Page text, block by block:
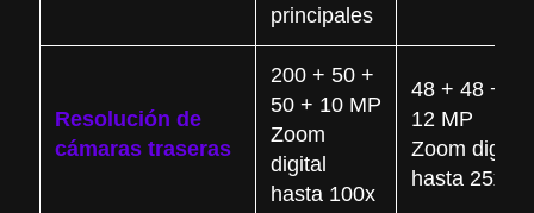
principales
Resolución de
cámaras traseras
200 + 50 +
50 + 10 MP
Zoom
digital
hasta 100x
48 + 48 +
12 MP
Zoom digital
hasta 25x